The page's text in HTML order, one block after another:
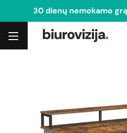
30 dienų nemokamo